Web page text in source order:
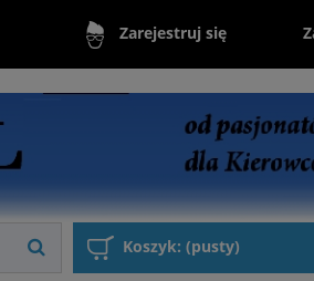
Zarejestruj się
Koszyk: (pusty)